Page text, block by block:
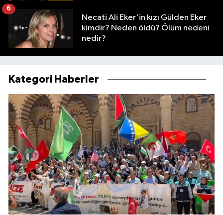
Necati Ali Eker'in kızı Gülden Eker
kimdir? Neden öldü? Ölüm nedeni
nedir?
6
Kategori Haberler